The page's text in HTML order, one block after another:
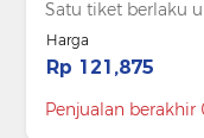
Satu tiket berlaku
Harga
Rp 121,875
Penjualan